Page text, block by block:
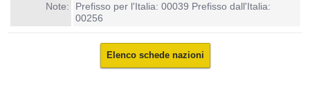
Note:
Prefisso per l'Italia: 00039 Prefisso dall'Italia:
00256
Elenco schede nazioni